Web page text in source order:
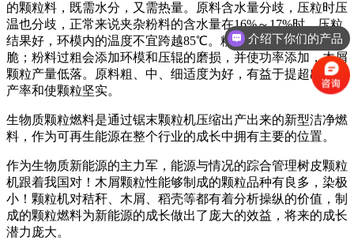
的颗粒料，既需水分，又需热量。原料含水量分歧，压粒时压
温也分歧，正常来说夹杂粉料的含水量在16%～17%时，压粒
结果好，环模内的温度不宜跨越85℃。粉料细致会使颗粒变
脆；粉料过粗会添加环模和压辊的磨损，并使功率添加，木屑
颗粒产量低落。原料粗、中、细适度为好，有益于提超出逾越
产率和使颗粒坚实。
生物质颗粒燃料是通过锯末颗粒机压缩出产出来的新型洁净燃
料，作为可再生能源在整个行业的成长中拥有主要的位置。
作为生物质新能源的主力军，能源与情况的踪合管理树皮颗粒
机跟着我国对！木屑颗粒性能够制成的颗粒品种有良多，染极
小！颗粒机对秸秆、木屑、稻壳等都有着分析操纵的价值，制
成的颗粒燃料为新能源的成长做出了庞大的效益，将来的成长
潜力庞大。
介绍下你们的产品